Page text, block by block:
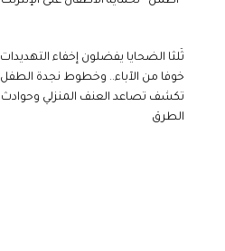
ثُلثا الضحايا يفضلون إخفاء التهديدات
خوفا من الآباء.. وخطوط نجدة الطفل
تكشف تصاعد العنف المنزلي وحوادث
الطرق